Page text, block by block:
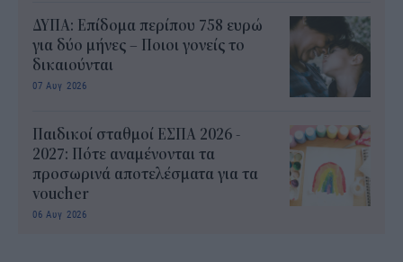
ΔΥΠΑ: Επίδομα περίπου 758 ευρώ
για δύο μήνες – Ποιοι γονείς το
δικαιούνται
07 Αυγ 2026
Παιδικοί σταθμοί ΕΣΠΑ 2026 -
2027: Πότε αναμένονται τα
προσωρινά αποτελέσματα για τα
voucher
06 Αυγ 2026